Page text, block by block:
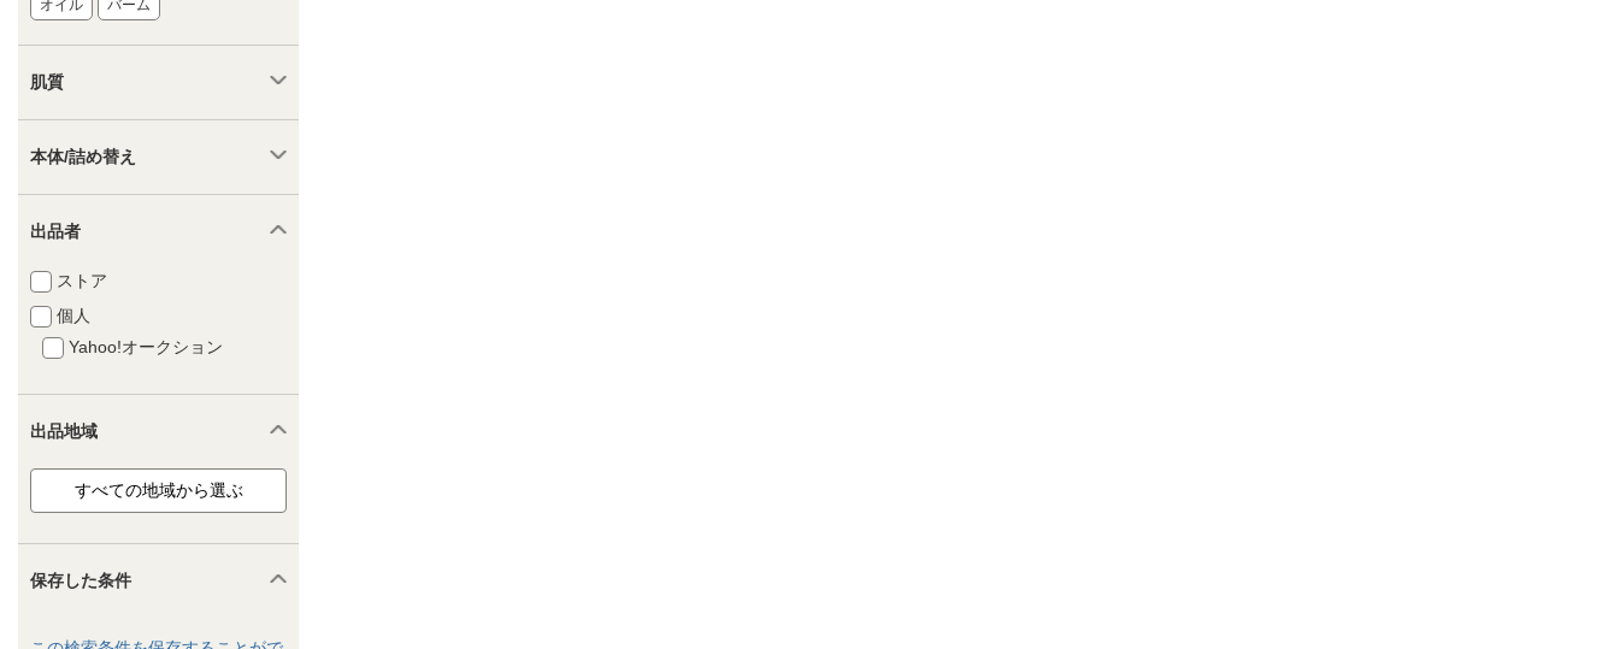
オイル バーム
肌質
本体/詰め替え
出品者
ストア
個人
Yahoo!オークション
出品地域
保存した条件